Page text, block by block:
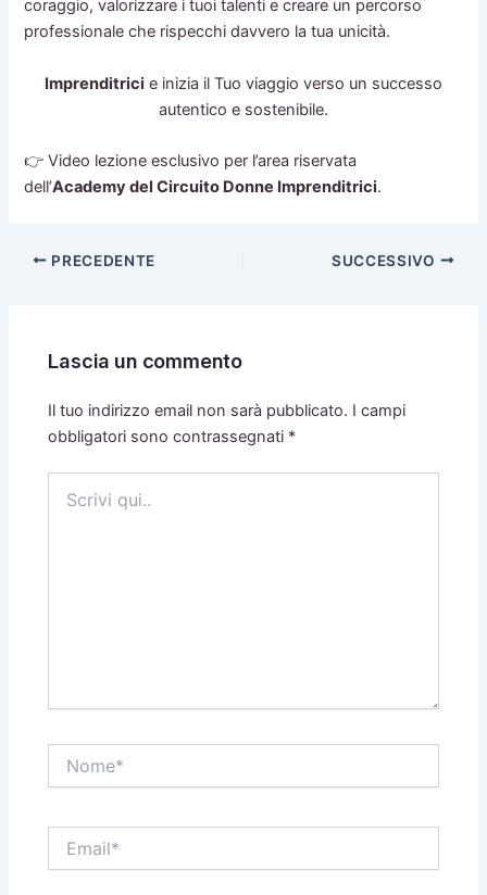
coraggio, valorizzare i tuoi talenti e creare un percorso
professionale che rispecchi davvero la tua unicità.
Imprenditrici e inizia il Tuo viaggio verso un successo
autentico e sostenibile.
👉 Video lezione esclusivo per l’area riservata
dell’Academy del Circuito Donne Imprenditrici.
PRECEDENTE SUCCESSIVO
Lascia un commento
Il tuo indirizzo email non sarà pubblicato. I campi
obbligatori sono contrassegnati *
qui..